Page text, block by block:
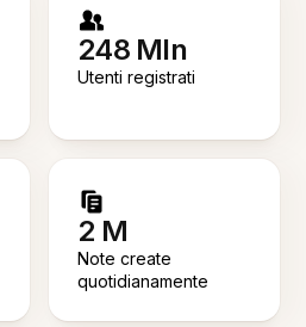
248 Mln
Utenti registrati
2 M
Note create
quotidianamente